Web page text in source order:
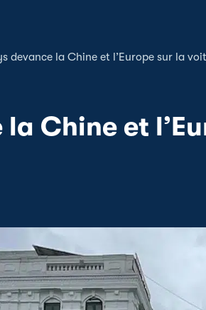
devance la Chine et l’Europe sur la
Chine et